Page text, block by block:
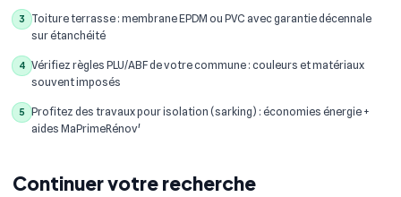
3
Toiture terrasse : membrane EPDM ou PVC avec garantie décennale
sur étanchéité
4 Vérifiez règles PLU/ABF de votre commune : couleurs et matériaux
souvent imposés
5
Profitez des travaux pour isolation (sarking) : économies énergie +
aides MaPrimeRénov'
Continuer votre recherche